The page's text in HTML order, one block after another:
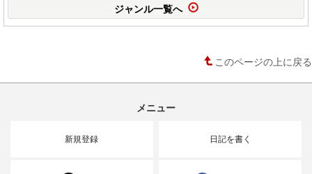
ジャンル一覧へ
このページの上に戻る
メニュー
新規登録 日記を書く